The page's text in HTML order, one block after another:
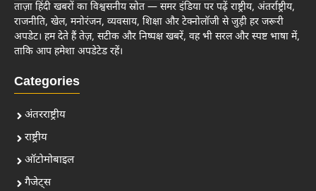
ताज़ा हिंदी खबरों का विश्वसनीय स्रोत — समर इंडिया पर पढ़ें राष्ट्रीय, अंतर्राष्ट्रीय,
राजनीति, खेल, मनोरंजन, व्यवसाय, शिक्षा और टेक्नोलॉजी से जुड़ी हर जरूरी
अपडेट। हम देते हैं तेज़, सटीक और निष्पक्ष खबरें, वह भी सरल और स्पष्ट भाषा में,
ताकि आप हमेशा अपडेटेड रहें।
Categories
अंतरराष्ट्रीय
राष्ट्रीय
ऑटोमोबाइल
गैजेट्स